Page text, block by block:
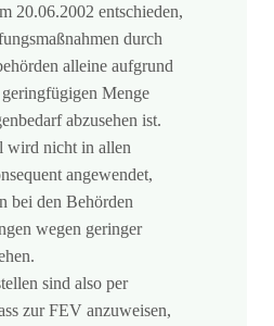
20.06.2002 entschieden,
durch
alleine aufgrund
Menge
abzusehen ist.
wird nicht in allen
angewendet,
bei den Behörden
wegen geringer
sind also per
zur FEV anzuweisen,